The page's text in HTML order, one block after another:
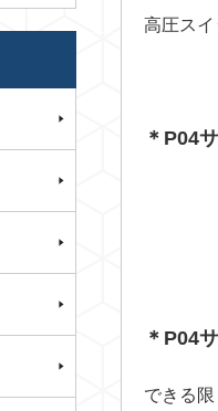
高圧ス
＊P04
＊P04
できる